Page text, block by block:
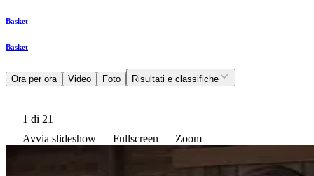
Basket
Basket
Ora per ora Video Foto Risultati e classifiche
1 di 21
Avvia slideshow
Fullscreen Zoom